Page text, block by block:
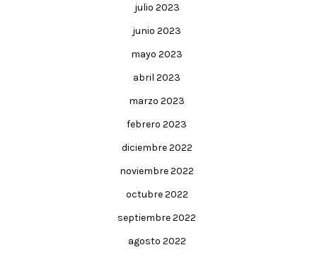
julio 2023
junio 2023
mayo 2023
abril 2023
marzo 2023
febrero 2023
diciembre 2022
noviembre 2022
octubre 2022
septiembre 2022
agosto 2022